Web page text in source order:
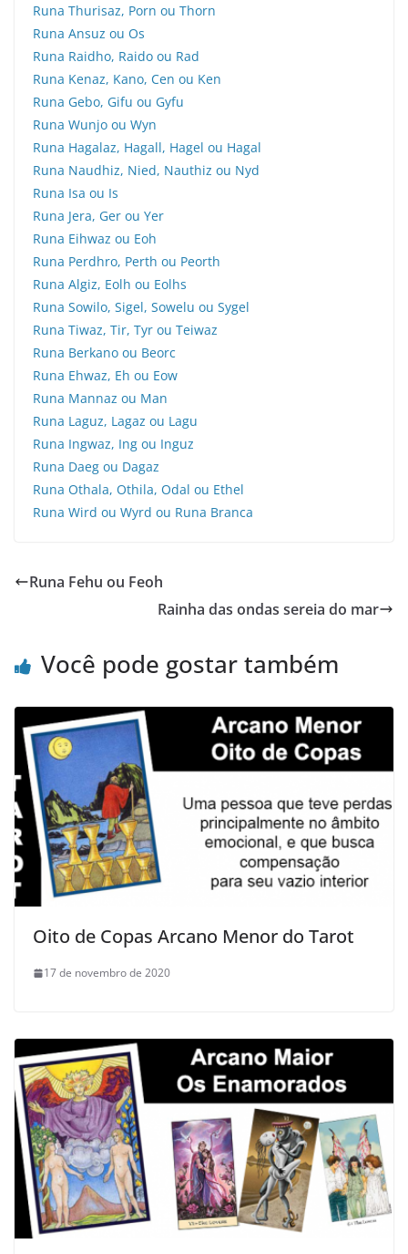
Runa Thurisaz, Porn ou Thorn
Runa Ansuz ou Os
Runa Raidho, Raido ou Rad
Runa Kenaz, Kano, Cen ou Ken
Runa Gebo, Gifu ou Gyfu
Runa Wunjo ou Wyn
Runa Hagalaz, Hagall, Hagel ou Hagal
Runa Naudhiz, Nied, Nauthiz ou Nyd
Runa Isa ou Is
Runa Jera, Ger ou Yer
Runa Eihwaz ou Eoh
Runa Perdhro, Perth ou Peorth
Runa Algiz, Eolh ou Eolhs
Runa Sowilo, Sigel, Sowelu ou Sygel
Runa Tiwaz, Tir, Tyr ou Teiwaz
Runa Berkano ou Beorc
Runa Ehwaz, Eh ou Eow
Runa Mannaz ou Man
Runa Laguz, Lagaz ou Lagu
Runa Ingwaz, Ing ou Inguz
Runa Daeg ou Dagaz
Runa Othala, Othila, Odal ou Ethel
Runa Wird ou Wyrd ou Runa Branca
Runa Fehu ou Feoh
Rainha das ondas sereia do mar
Você pode gostar também
Oito de Copas Arcano Menor do Tarot
17 de novembro de 2020